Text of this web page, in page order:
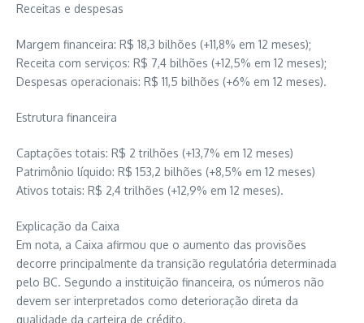
Receitas e despesas
Margem financeira: R$ 18,3 bilhões (+11,8% em 12 meses);
Receita com serviços: R$ 7,4 bilhões (+12,5% em 12 meses);
Despesas operacionais: R$ 11,5 bilhões (+6% em 12 meses).
Estrutura financeira
Captações totais: R$ 2 trilhões (+13,7% em 12 meses)
Patrimônio líquido: R$ 153,2 bilhões (+8,5% em 12 meses)
Ativos totais: R$ 2,4 trilhões (+12,9% em 12 meses).
Explicação da Caixa
Em nota, a Caixa afirmou que o aumento das provisões
decorre principalmente da transição regulatória determinada
pelo BC. Segundo a instituição financeira, os números não
devem ser interpretados como deterioração direta da
qualidade da carteira de crédito.